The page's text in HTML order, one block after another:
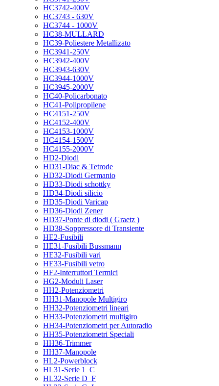
HC3742-400V
HC3743 - 630V
HC3744 - 1000V
HC38-MULLARD
HC39-Poliestere Metallizato
HC3941-250V
HC3942-400V
HC3943-630V
HC3944-1000V
HC3945-2000V
HC40-Policarbonato
HC41-Polipropilene
HC4151-250V
HC4152-400V
HC4153-1000V
HC4154-1500V
HC4155-2000V
HD2-Diodi
HD31-Diac & Tetrode
HD32-Diodi Germanio
HD33-Diodi schottky
HD34-Diodi silicio
HD35-Diodi Varicap
HD36-Diodi Zener
HD37-Ponte di diodi ( Graetz )
HD38-Soppressore di Transiente
HE2-Fusibili
HE31-Fusibili Bussmann
HE32-Fusibili vari
HE33-Fusibili vetro
HF2-Interruttori Termici
HG2-Moduli Laser
HH2-Potenziometri
HH31-Manopole Multigiro
HH32-Potenziometri lineari
HH33-Potenziometri multigiro
HH34-Potenziometri per Autoradio
HH35-Potenziometri Speciali
HH36-Trimmer
HH37-Manopole
HL2-Powerblock
HL31-Serie 1_C
HL32-Serie D_F